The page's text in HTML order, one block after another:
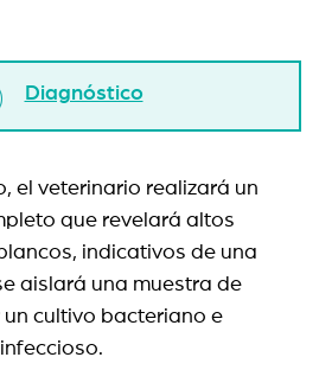
Diagnóstico
el veterinario realizará un
que revelará altos
indicativos de una
aislará una muestra de
cultivo bacteriano e